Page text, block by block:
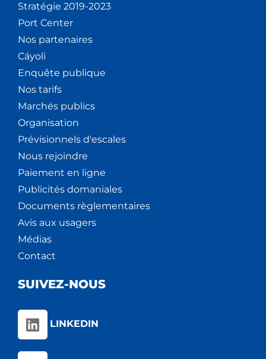
Stratégie 2019-2023
Port Center
Nos partenaires
Cáyoli
Enquête publique
Nos tarifs
Marchés publics
Organisation
Prévisionnels d'escales
Nous rejoindre
Paiement en ligne
Publicités domaniales
Documents règlementaires
Avis aux usagers
Médias
Contact
SUIVEZ-NOUS
LINKEDIN